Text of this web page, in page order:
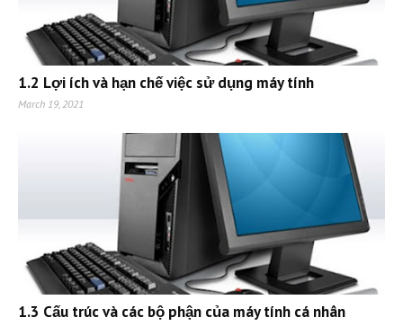
1.2 Lợi ích và hạn chế việc sử dụng máy tính
March 19, 2021
1.3 Cấu trúc và các bộ phận của máy tính cá nhân